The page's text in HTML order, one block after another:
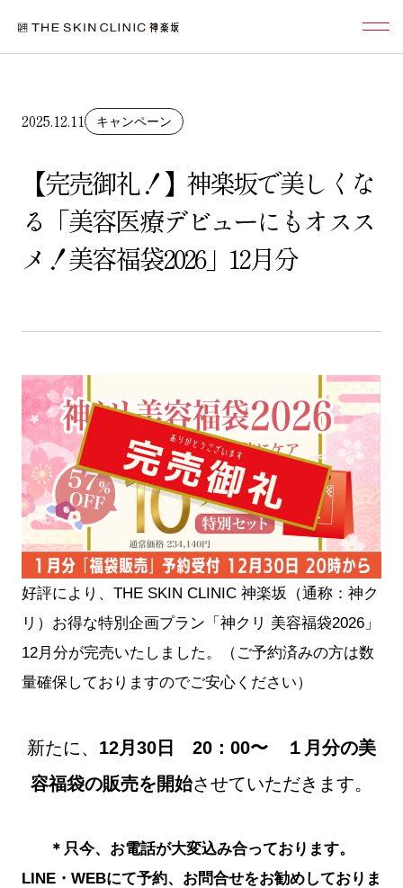
2025.12.11 キャンペーン
【完売御礼！】神楽坂で美しくな
る「美容医療デビューにもオスス
メ！美容福袋2026」12月分
好評により、THE SKIN CLINIC 神楽坂（通称：神ク
リ）お得な特別企画プラン「神クリ 美容福袋2026」
12月分が完売いたしました。（ご予約済みの方は数
量確保しておりますのでご安心ください）
新たに、 12月30日 20：00〜 １月分の美
容福袋の販売を開始させていただきます。
＊只今、お電話が大変込み合っております。
LINE・WEBにて予約、お問合せをお勧めしておりま